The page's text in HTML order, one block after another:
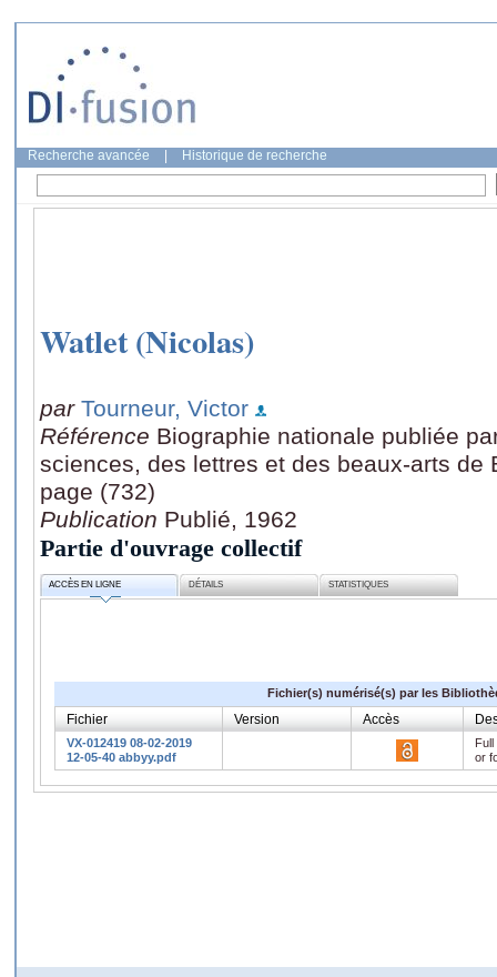
Recherche avancée Historique de recherche
Watlet (Nicolas)
par Tourneur, Victor
Référence Biographie nationale publiée
sciences, des lettres et des beaux-arts de
page (732)
Publication Publié, 1962
Partie d'ouvrage collectif
ACCÈS EN LIGNE DÉTAILS STATISTIQUES
Fichier(s) numérisé(s) par les
Fichier Version Accès
VX-012419 08-02-2019
12-05-40 abbyy.pdf
or